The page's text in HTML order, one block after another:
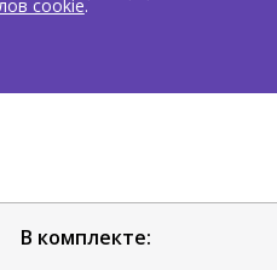
cookie.
В комплекте: